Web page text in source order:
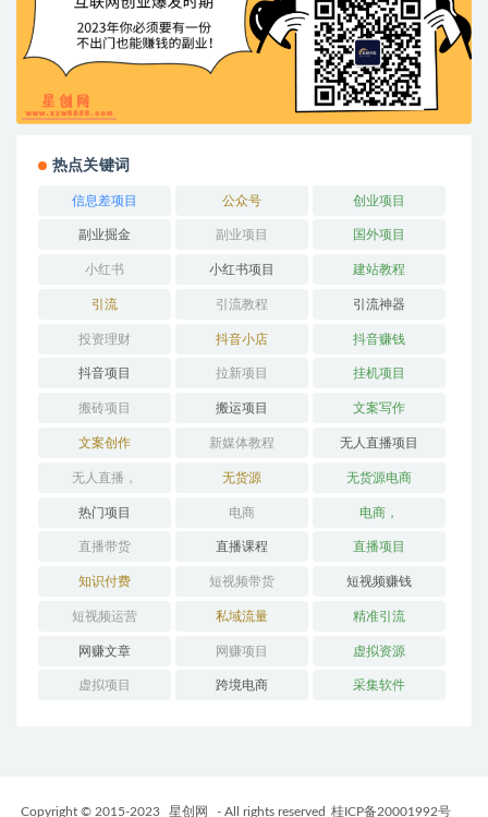
热点关键词
信息差项目 公众号 创业项目
副业掘金 副业项目 国外项目
小红书 小红书项目 建站教程
引流 引流教程 引流神器
投资理财 抖音小店 抖音赚钱
抖音项目 拉新项目 挂机项目
搬砖项目 搬运项目 文案写作
文案创作 新媒体教程 无人直播项目
无人直播， 无货源 无货源电商
热门项目 电商 电商，
直播带货 直播课程 直播项目
知识付费 短视频带货 短视频赚钱
短视频运营 私域流量 精准引流
网赚文章 网赚项目 虚拟资源
虚拟项目 跨境电商 采集软件
Copyright © 2015-2023 星创网 - All rights reserved 桂ICP备20001992号